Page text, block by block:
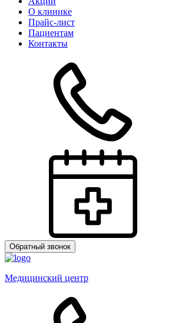
О клинике
Прайс-лист
Пациентам
Контакты
Обратный звонок
Медицинский центр